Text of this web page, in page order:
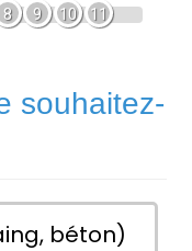
8 9 10 11
souhaitez-
béton)